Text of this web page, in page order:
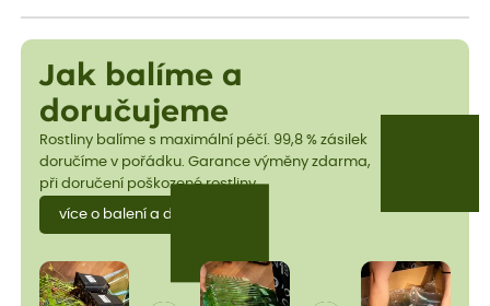
Jak balíme a
doručujeme
Rostliny balíme s maximální péčí. 99,8 % zásilek
doručíme v pořádku. Garance výměny zdarma,
při doručení poškozené rostliny.
více o balení a dopravě